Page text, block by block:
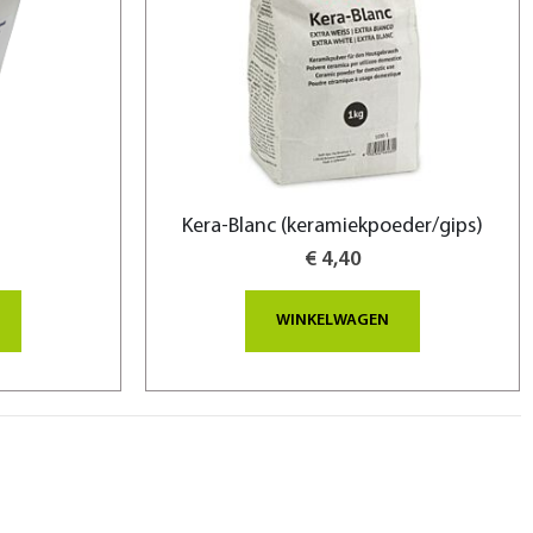
Kera-Blanc (keramiekpoeder/gips)
€ 4,40
WINKELWAGEN